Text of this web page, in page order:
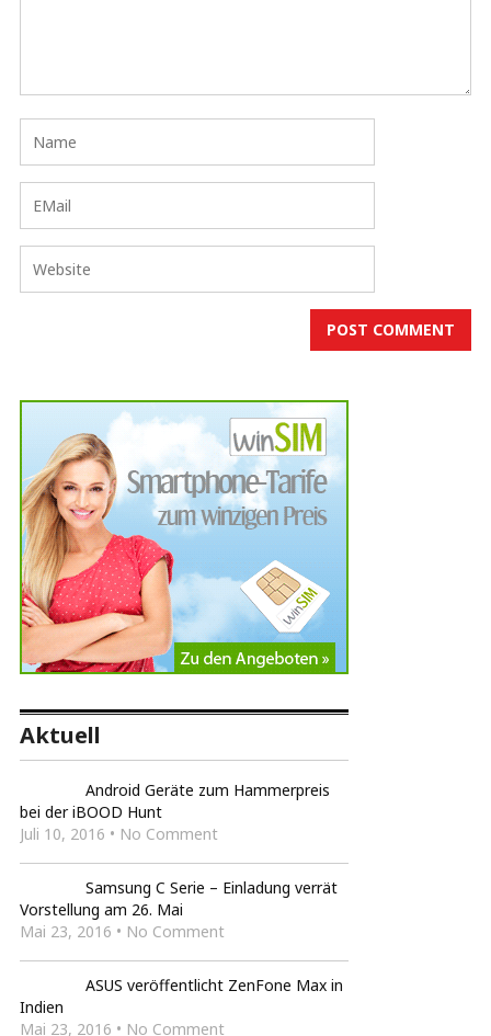
Aktuell
Android Geräte zum Hammerpreis
bei der iBOOD Hunt
Juli 10, 2016 • No Comment
Samsung C Serie – Einladung verrät
Vorstellung am 26. Mai
Mai 23, 2016 • No Comment
ASUS veröffentlicht ZenFone Max in
Indien
Mai 23, 2016 • No Comment